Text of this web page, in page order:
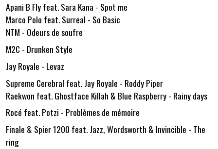
Apani B Fly feat. Sara Kana - Spot me
Marco Polo feat. Surreal - So Basic
NTM - Odeurs de soufre
M2C - Drunken Style
Jay Royale - Levaz
Supreme Cerebral feat. Jay Royale - Roddy Piper
Raekwon feat. Ghostface Killah & Blue Raspberry - Rainy days
Rocé feat. Potzi - Problèmes de mémoire
Finale & Spier 1200 feat. Jazz, Wordsworth & Invincible - The
ring